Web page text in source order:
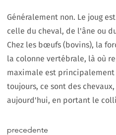
Généralement non. Le joug
celle du cheval, de l'âne ou
Chez les bœufs (bovins), la
la colonne vertébrale, là où
maximale est principalement
toujours, ce sont des
aujourd'hui, en portant le
precedente